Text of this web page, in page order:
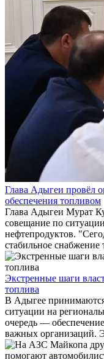
Глава Адыгеи провёл
обеспечения топливом
Глава Адыгеи Мурат
совещание по
нефтепродуктов.
стабильное
Экстренные шаги
топлива
В Адыгее
ситуации на
очередь —
важных организаций.